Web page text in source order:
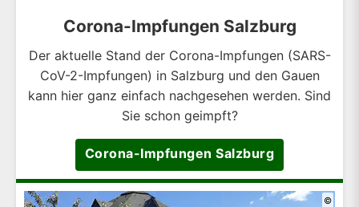
Corona-Impfungen Salzburg
Der aktuelle Stand der Corona-Impfungen (SARS-
CoV-2-Impfungen) in Salzburg und den Gauen
kann hier ganz einfach nachgesehen werden. Sind
Sie schon geimpft?
Corona-Impfungen Salzburg
©